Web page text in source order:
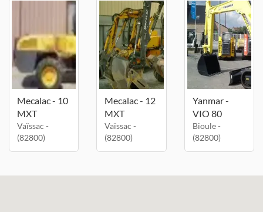
Mecalac - 10
MXT
Vaïssac -
(82800)
Mecalac - 12
MXT
Vaïssac -
(82800)
Yanmar -
VIO 80
Bioule -
(82800)